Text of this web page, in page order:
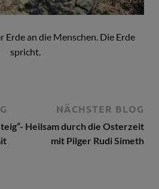
an die Menschen. Die Erde
spricht.
NÄCHSTER BLOG
Heilsam durch die Osterzeit
mit Pilger Rudi Simeth